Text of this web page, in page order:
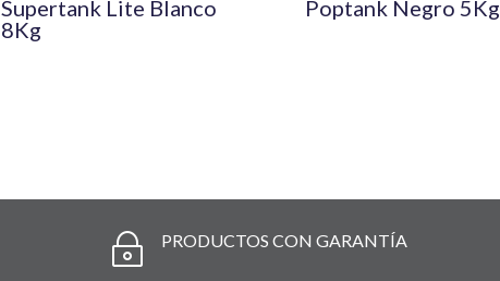
Supertank Lite Blanco
8Kg
Poptank Negro 5Kg
~ PRODUCTOS CON GARANTÍA